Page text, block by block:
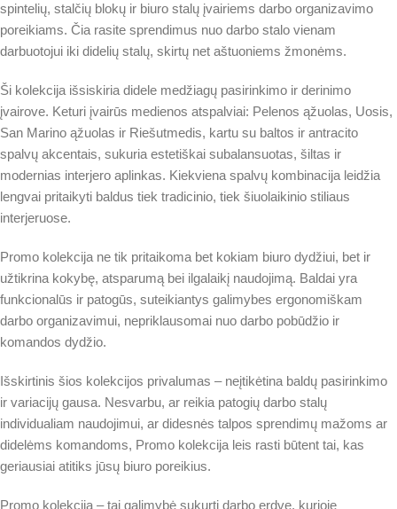
spintelių, stalčių blokų ir biuro stalų įvairiems darbo organizavimo
poreikiams. Čia rasite sprendimus nuo darbo stalo vienam
darbuotojui iki didelių stalų, skirtų net aštuoniems žmonėms.
Ši kolekcija išsiskiria didele medžiagų pasirinkimo ir derinimo
įvairove. Keturi įvairūs medienos atspalviai: Pelenos ąžuolas, Uosis,
San Marino ąžuolas ir Riešutmedis, kartu su baltos ir antracito
spalvų akcentais, sukuria estetiškai subalansuotas, šiltas ir
modernias interjero aplinkas. Kiekviena spalvų kombinacija leidžia
lengvai pritaikyti baldus tiek tradicinio, tiek šiuolaikinio stiliaus
interjeruose.
Promo kolekcija ne tik pritaikoma bet kokiam biuro dydžiui, bet ir
užtikrina kokybę, atsparumą bei ilgalaikį naudojimą. Baldai yra
funkcionalūs ir patogūs, suteikiantys galimybes ergonomiškam
darbo organizavimui, nepriklausomai nuo darbo pobūdžio ir
komandos dydžio.
Išskirtinis šios kolekcijos privalumas – neįtikėtina baldų pasirinkimo
ir variacijų gausa. Nesvarbu, ar reikia patogių darbo stalų
individualiam naudojimui, ar didesnės talpos sprendimų mažoms ar
didelėms komandoms, Promo kolekcija leis rasti būtent tai, kas
geriausiai atitiks jūsų biuro poreikius.
Promo kolekcija – tai galimybė sukurti darbo erdvę, kurioje